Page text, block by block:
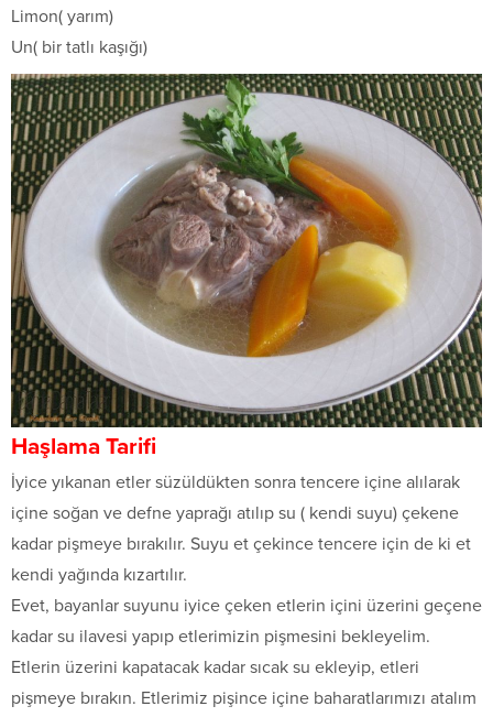
Limon( yarım)
Un( bir tatlı kaşığı)
Haşlama Tarifi
İyice yıkanan etler süzüldükten sonra tencere içine alılarak
içine soğan ve defne yaprağı atılıp su ( kendi suyu) çekene
kadar pişmeye bırakılır. Suyu et çekince tencere için de ki et
kendi yağında kızartılır.
Evet, bayanlar suyunu iyice çeken etlerin içini üzerini geçene
kadar su ilavesi yapıp etlerimizin pişmesini bekleyelim.
Etlerin üzerini kapatacak kadar sıcak su ekleyip, etleri
pişmeye bırakın. Etlerimiz pişince içine baharatlarımızı atalım